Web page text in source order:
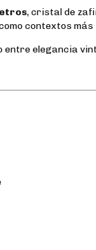
, cristal de
contextos más
entre elegancia